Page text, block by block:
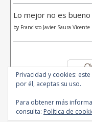
Lo mejor no es bueno
by Francisco Javier Saura Vicente
Privacidad y cookies:
por él, aceptas su uso.
Para obtener más
consulta: Política de